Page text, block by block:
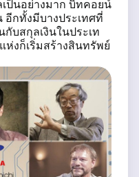
ป็นอย่างมาก บิทคอยน์
กทั้งมีบางประเทศที่
บสกุลเงินในประเท
งก็เริ่มสร้างสินทรัพย์